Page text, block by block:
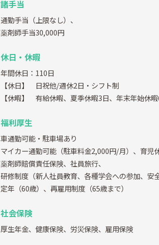
諸手当
通勤手当（上限なし）、
薬剤師手当30,000円
休日・休暇
年間休日：110日
【休日】 日祝他/週休2日・シフト制
【休暇】 有給休暇、夏季休暇3日、年末年始休
福利厚生
車通勤可能・駐車場あり
マイカー通勤可能（駐車料金2,000円/月）、育児
薬剤師賠償責任保険、社員旅行、
研修制度（新人社員教育、各種学会への参加、安
定年（60歳）、再雇用制度（65歳まで）
社会保険
厚生年金、健康保険、労災保険、雇用保険